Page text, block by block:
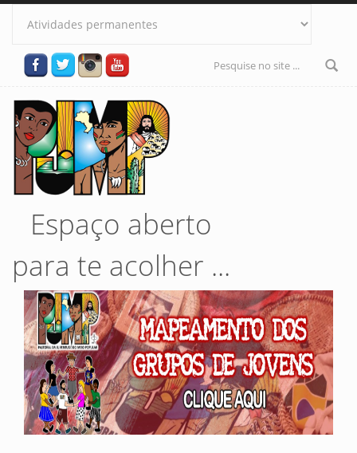
Pular para o conteúdo principal
Formulário
Espaço aberto
para te acolher ...